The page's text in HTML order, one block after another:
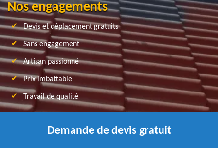
Nos engagements
Devis et déplacement gratuits
Sans engagement
Artisan passionné
Prix imbattable
Travail de qualité
Demande de devis gratuit